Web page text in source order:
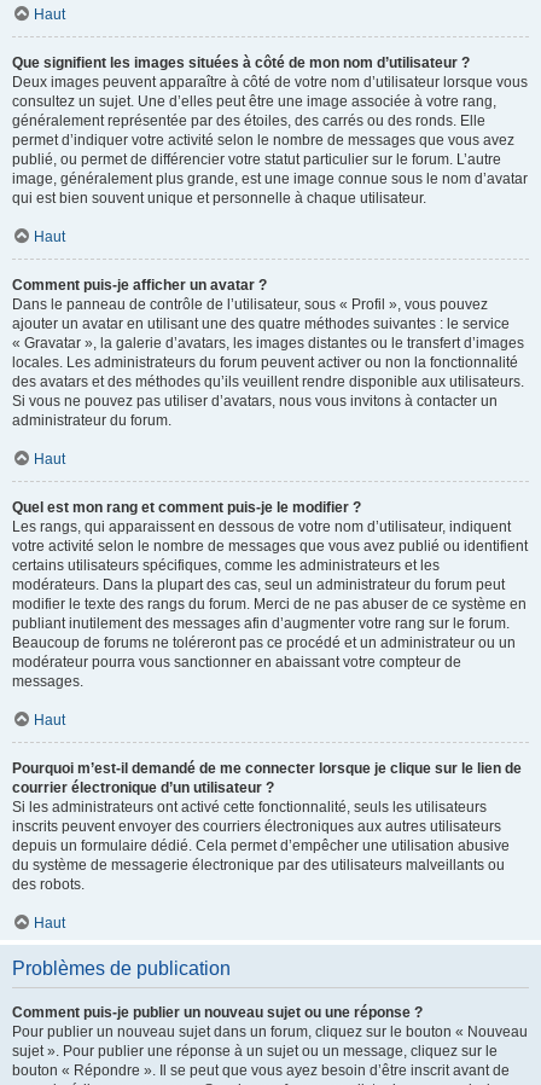
Haut
Que signifient les images situées à côté de mon nom d’utilisateur ?
Deux images peuvent apparaître à côté de votre nom d’utilisateur lorsque vous
consultez un sujet. Une d’elles peut être une image associée à votre rang,
généralement représentée par des étoiles, des carrés ou des ronds. Elle
permet d’indiquer votre activité selon le nombre de messages que vous avez
publié, ou permet de différencier votre statut particulier sur le forum. L’autre
image, généralement plus grande, est une image connue sous le nom d’avatar
qui est bien souvent unique et personnelle à chaque utilisateur.
Haut
Comment puis-je afficher un avatar ?
Dans le panneau de contrôle de l’utilisateur, sous « Profil », vous pouvez
ajouter un avatar en utilisant une des quatre méthodes suivantes : le service
« Gravatar », la galerie d’avatars, les images distantes ou le transfert d’images
locales. Les administrateurs du forum peuvent activer ou non la fonctionnalité
des avatars et des méthodes qu’ils veuillent rendre disponible aux utilisateurs.
Si vous ne pouvez pas utiliser d’avatars, nous vous invitons à contacter un
administrateur du forum.
Haut
Quel est mon rang et comment puis-je le modifier ?
Les rangs, qui apparaissent en dessous de votre nom d’utilisateur, indiquent
votre activité selon le nombre de messages que vous avez publié ou identifient
certains utilisateurs spécifiques, comme les administrateurs et les
modérateurs. Dans la plupart des cas, seul un administrateur du forum peut
modifier le texte des rangs du forum. Merci de ne pas abuser de ce système en
publiant inutilement des messages afin d’augmenter votre rang sur le forum.
Beaucoup de forums ne toléreront pas ce procédé et un administrateur ou un
modérateur pourra vous sanctionner en abaissant votre compteur de
messages.
Haut
Pourquoi m’est-il demandé de me connecter lorsque je clique sur le lien de
courrier électronique d’un utilisateur ?
Si les administrateurs ont activé cette fonctionnalité, seuls les utilisateurs
inscrits peuvent envoyer des courriers électroniques aux autres utilisateurs
depuis un formulaire dédié. Cela permet d’empêcher une utilisation abusive
du système de messagerie électronique par des utilisateurs malveillants ou
des robots.
Haut
Problèmes de publication
Comment puis-je publier un nouveau sujet ou une réponse ?
Pour publier un nouveau sujet dans un forum, cliquez sur le bouton « Nouveau
sujet ». Pour publier une réponse à un sujet ou un message, cliquez sur le
bouton « Répondre ». Il se peut que vous ayez besoin d’être inscrit avant de